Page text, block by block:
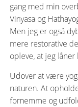
gang med min
Vinyasa og
Men jeg er også
mere restorative
opleve, at jeg
Udover at være
naturen. At
fornemme og